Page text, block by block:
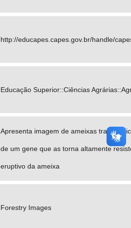
http://educapes.capes.gov.br/handle/
Educação Superior::Ciências
Apresenta imagem de ameixas
de um gene que as torna altamente
eruptivo da ameixa
Forestry Images